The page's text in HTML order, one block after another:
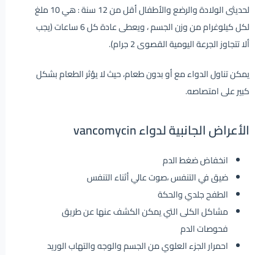
لحديثى الولادة والرضع والأطفال أقل من 12 سنة : هي 10 ملغ
لكل كيلوغرام من وزن الجسم ، ويعطى عادة كل 6 ساعات (يجب
ألا تتجاوز الجرعة اليومية القصوى 2 جرام).
يمكن تناول الدواء مع أو بدون طعام، حيث لا يؤثر الطعام بشكل
كبير على امتصاصه.
الأعراض الجانبية لدواء vancomycin
انخفاض ضغط الدم
ضيق في التنفس ،صوت عالي أثناء التنفس
الطفح جلدي والحكة
مشاكل الكلى التي يمكن الكشف عنها عن طريق
فحوصات الدم
احمرار الجزء العلوي من الجسم والوجه والتهاب الوريد